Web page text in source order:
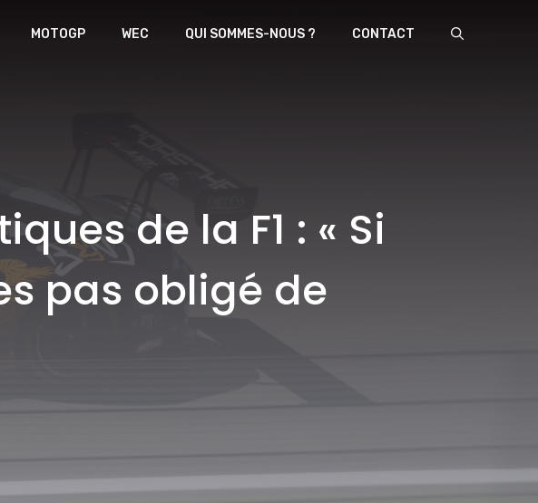
MOTOGP WEC QUI SOMMES-NOUS ? CONTACT
de la F1 : « Si
pas obligé de